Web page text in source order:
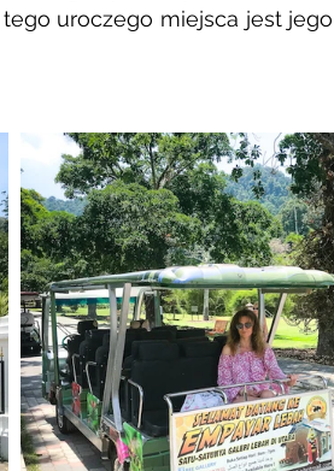
uroczego miejsca jest